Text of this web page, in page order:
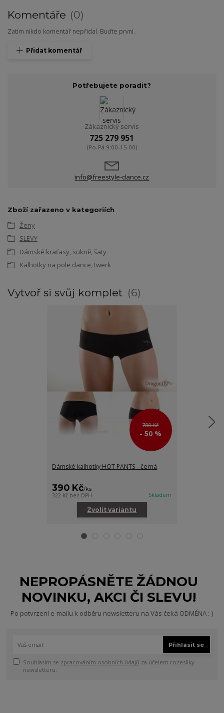
Komentáře 0
Zatím nikdo komentář nepřidal. Buďte první.
Přidat komentář
Potřebujete poradit?
Zákaznický servis
725 279 951
(Po-Pá 9:00-15.00)
info@freestyle-dance.cz
Zboží zařazeno v kategoriích
Ženy
SLEVY
Dámské kraťasy, sukně, šaty
Kalhotky na pole dance, twerk
Vytvoř si svůj komplet 6
780 Kč
- 50 %
Dámské kalhotky HOT PANTS - černá
390 Kč/ks
322 Kč bez DPH Skladem
Zvolit variantu
NEPROPÁSNĚTE ŽÁDNOU
NOVINKU, AKCI ČI SLEVU!
Po potvrzení e-mailu k odběru newsletteru na Vás čeká ODMĚNA :-)
Přihlásit se
Souhlasím se zpracováním osobních údajů za účelem rozesílky
newsletteru.